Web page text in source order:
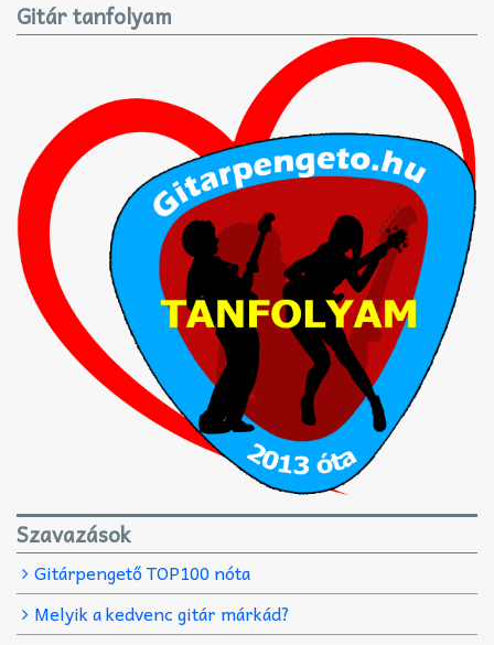
Gitár tanfolyam
Szavazások
Gitárpengető TOP100 nóta
Melyik a kedvenc gitár márkád?